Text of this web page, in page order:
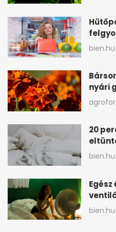
bien.hu
nyári
lépés
20
és a
bien.hu
bien.hu